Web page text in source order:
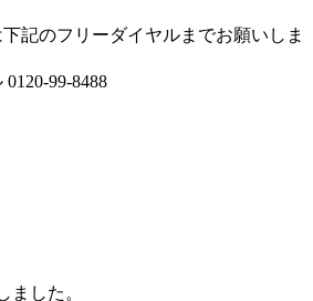
記のフリーダイヤルまでお願いしま
99-8488
ました。